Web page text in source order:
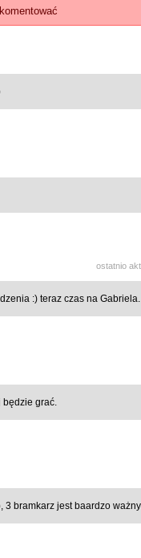
ostatnio
:) teraz czas na Gabriela.
grać.
3 bramkarz jest baardzo